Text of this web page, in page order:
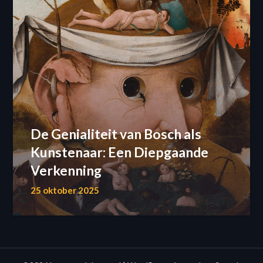
De Genialiteit van Bosch als
Kunstenaar: Een Diepgaande
Verkenning
25 oktober 2025